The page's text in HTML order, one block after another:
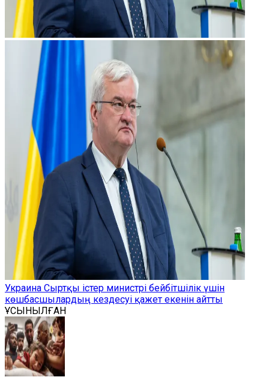
Украина Сыртқы істер министрі бейбітшілік үшін
көшбасшылардың кездесуі қажет екенін айтты
ҰСЫНЫЛҒАН